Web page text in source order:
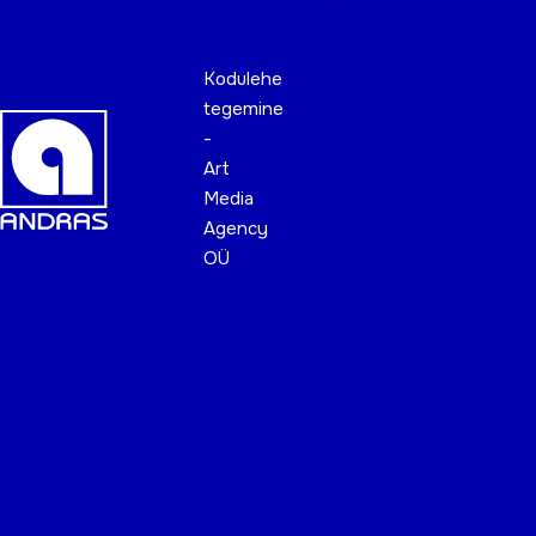
Kodulehe
tegemine
-
Art
Media
Agency
OÜ